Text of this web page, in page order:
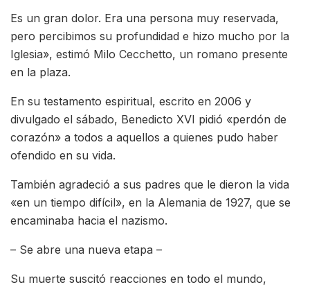
Es un gran dolor. Era una persona muy reservada,
pero percibimos su profundidad e hizo mucho por la
Iglesia», estimó Milo Cecchetto, un romano presente
en la plaza.
En su testamento espiritual, escrito en 2006 y
divulgado el sábado, Benedicto XVI pidió «perdón de
corazón» a todos a aquellos a quienes pudo haber
ofendido en su vida.
También agradeció a sus padres que le dieron la vida
«en un tiempo difícil», en la Alemania de 1927, que se
encaminaba hacia el nazismo.
– Se abre una nueva etapa –
Su muerte suscitó reacciones en todo el mundo,